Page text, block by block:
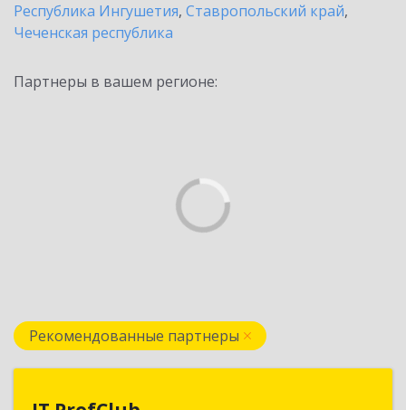
Республика Ингушетия, Ставропольский край,
Чеченская республика
Партнеры в вашем регионе:
Рекомендованные партнеры